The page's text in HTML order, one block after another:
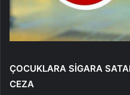
ÇOCUKLARA SİGARA
CEZA